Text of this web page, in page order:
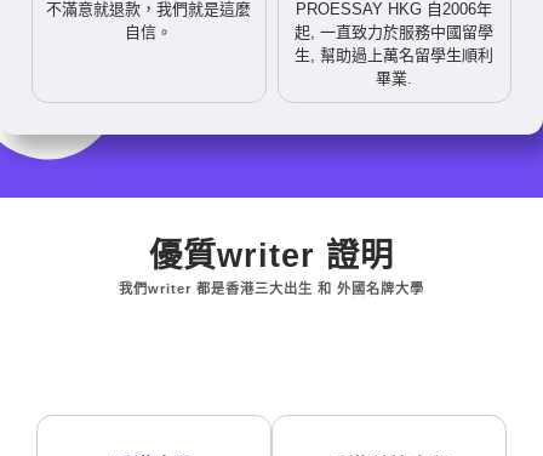
不滿意就退款，我們就是這麼
自信。
PROESSAY HKG 自2006年
起, 一直致力於服務中國留學
生, 幫助過上萬名留學生順利
畢業.
優質writer 證明
我們writer 都是香港三大出生 和 外國名牌大學